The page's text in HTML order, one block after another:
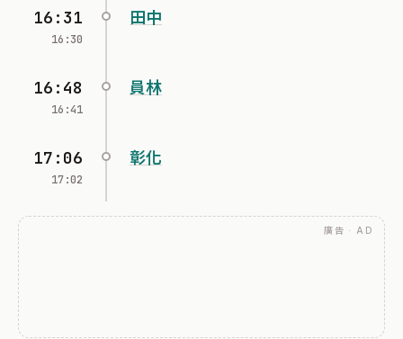
16:31
16:30
田中
16:48
16:41
員林
17:06
17:02
彰化
廣告 · AD